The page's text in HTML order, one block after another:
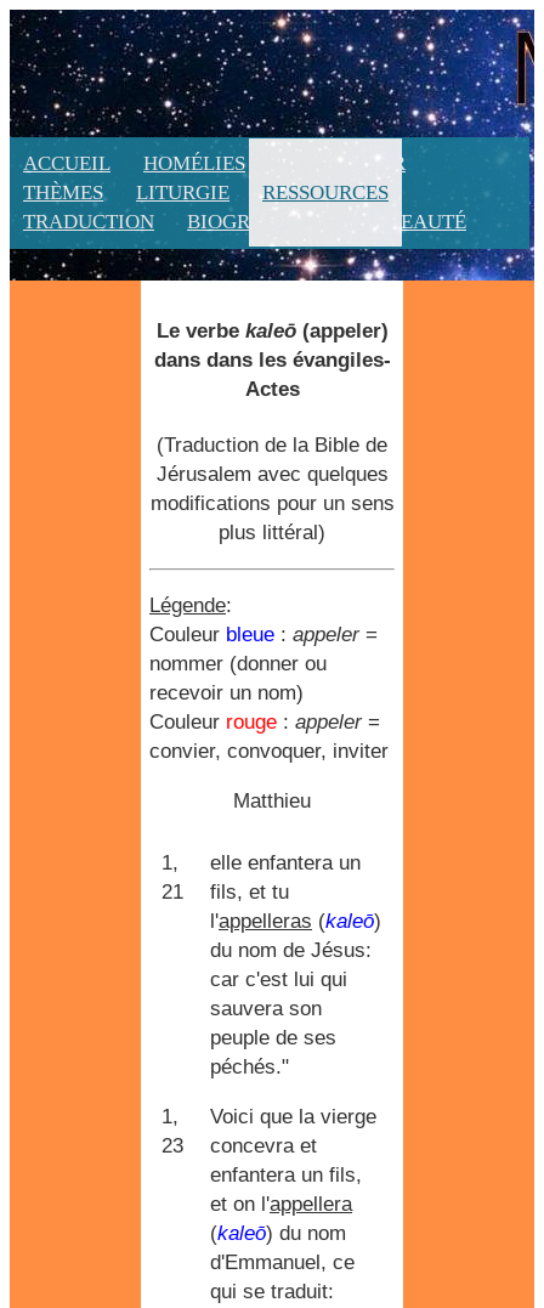
ACCUEIL HOMÉLIES
CALENDRIER
THÈMES
LITURGIE
RESSOURCES
TRADUCTION
BIOGRAPHIE NOUVEAUTÉ
Le verbe kaleō(appeler)
dans dans les évangiles-
Actes
(Traduction de la Bible de
Jérusalem avec quelques
modifications pour un sens
plus littéral)
Légende:
Couleur bleue : appeler=
nommer (donner ou
recevoir un nom)
Couleur rouge : appeler=
convier, convoquer, inviter
Matthieu
1,
21
elle enfantera un
fils, et tu
l'appelleras (kaleō)
du nom de Jésus:
car c'est lui qui
sauvera son
peuple de ses
péchés."
1,
23
Voici que la vierge
concevra et
enfantera un fils,
et on l'appellera
(kaleō) du nom
d'Emmanuel, ce
qui se traduit: